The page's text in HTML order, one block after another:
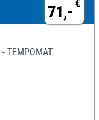
€
71,-
TEMPOMAT